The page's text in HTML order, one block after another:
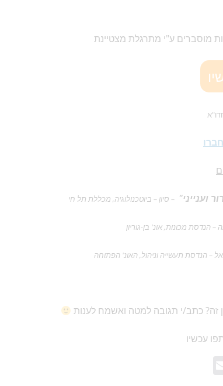
מוסברים ע"י מתרגלת מצטיינת
וענייני" – סיון – ביוטכנולוגיה, מכללת תל חי
– הנדסת מכונות, אונ' בן-גוריון
– הנדסת תעשייה וניהול, האונ' הפתוחה
זה? כתב/י תגובה למטה ואשמח לענות
עכשיו